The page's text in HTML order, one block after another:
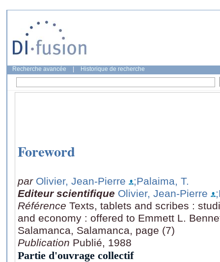
Recherche avancée Historique de recherche
Foreword
par Olivier, Jean-Pierre
;Palaima, T.
Editeur scientifique Olivier, Jean-Pierre
Référence Texts, tablets and scribes :
and economy : offered to Emmett L.
Salamanca, Salamanca, page (7)
Publication Publié, 1988
Partie d'ouvrage collectif